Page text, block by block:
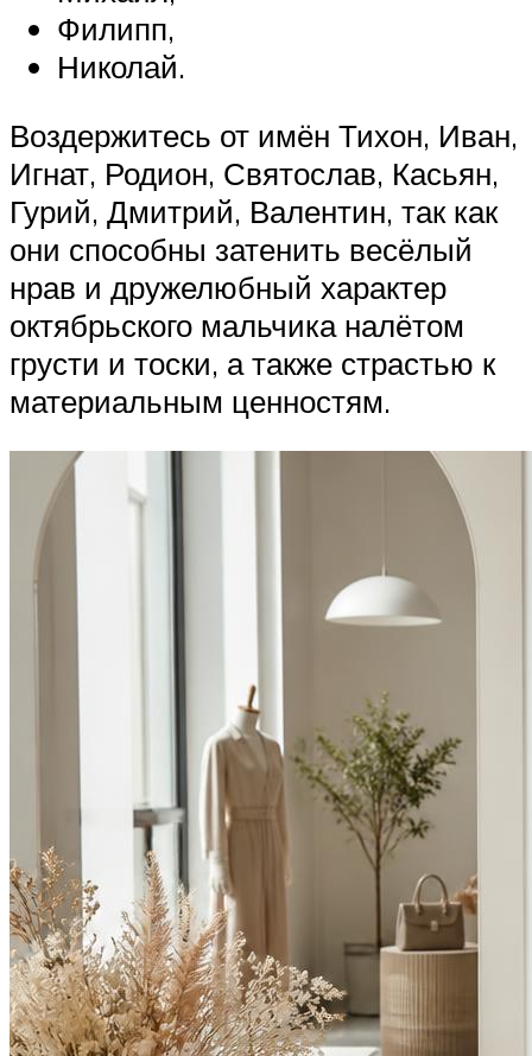
Филипп,
Николай.
Воздержитесь от имён Тихон, Иван,
Игнат, Родион, Святослав, Касьян,
Гурий, Дмитрий, Валентин, так как
они способны затенить весёлый
нрав и дружелюбный характер
октябрьского мальчика налётом
грусти и тоски, а также страстью к
материальным ценностям.